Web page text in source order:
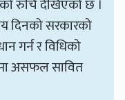
रुचि देखिएको छ ।
दिनको सरकारको
गर्न र विधिको
असफल सावित